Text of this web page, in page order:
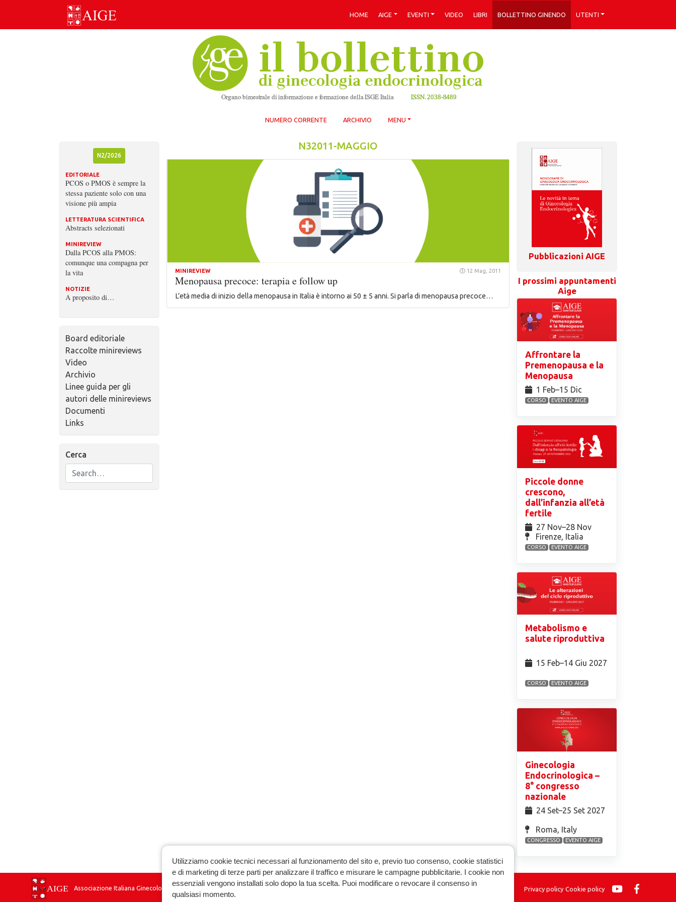
Skip
HOME AIGE EVENTI VIDEO LIBRI BOLLETTINO GINENDO UTENTI
NUMERO CORRENTE ARCHIVIO MENU
N2/2026
EDITORIALE
PCOS o PMOS è sempre la
stessa paziente solo con una
visione più ampia
LETTERATURA SCIENTIFICA
Abstracts selezionati
MINIREVIEW
Dalla PCOS alla PMOS:
comunque una compagna per
la vita
NOTIZIE
A proposito di…
Board editoriale
Raccolte minireviews
Video
Archivio
Linee guida per gli
autori delle minireviews
Documenti
Links
Cerca
N32011-MAGGIO
MINIREVIEW 12 Mag, 2011
Menopausa precoce: terapia e follow up
L’età media di inizio della menopausa in Italia è intorno ai 50 ± 5 anni. Si parla di menopausa precoce…
Pubblicazioni AIGE
I prossimi appuntamenti
Aige
Affrontare la
Premenopausa e la
Menopausa
1 Feb⁠–15 Dic
CORSO EVENTO AIGE
Piccole donne
crescono,
dall’infanzia all’età
fertile
27 Nov⁠–28 Nov
Firenze, Italia
CORSO EVENTO AIGE
Metabolismo e
salute riproduttiva
15 Feb⁠–14 Giu 2027
CORSO EVENTO AIGE
Ginecologia
Endocrinologica –
8° congresso
nazionale
24 Set⁠–25 Set 2027
Roma, Italy
CONGRESSO EVENTO AIGE
Associazione Italiana Ginecologia Endocrinologica Privacy policy Cookie policy
Utilizziamo cookie tecnici necessari al funzionamento del sito e, previo tuo consenso, cookie statistici
e di marketing di terze parti per analizzare il traffico e misurare le campagne pubblicitarie. I cookie non
essenziali vengono installati solo dopo la tua scelta. Puoi modificare o revocare il consenso in
qualsiasi momento.